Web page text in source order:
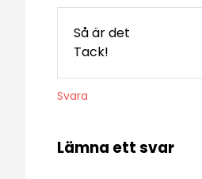
Så är det
Tack!
Svara
Lämna ett svar